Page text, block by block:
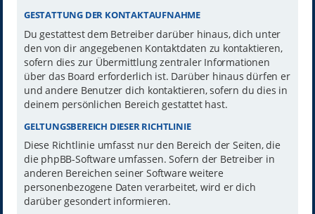
GESTATTUNG DER KONTAKTAUFNAHME
Du gestattest dem Betreiber darüber hinaus, dich unter
den von dir angegebenen Kontaktdaten zu kontaktieren,
sofern dies zur Übermittlung zentraler Informationen
über das Board erforderlich ist. Darüber hinaus dürfen er
und andere Benutzer dich kontaktieren, sofern du dies in
deinem persönlichen Bereich gestattet hast.
GELTUNGSBEREICH DIESER RICHTLINIE
Diese Richtlinie umfasst nur den Bereich der Seiten, die
die phpBB-Software umfassen. Sofern der Betreiber in
anderen Bereichen seiner Software weitere
personenbezogene Daten verarbeitet, wird er dich
darüber gesondert informieren.